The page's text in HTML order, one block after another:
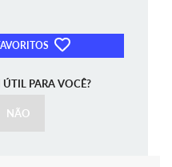
PARA VOCÊ?
NÃO